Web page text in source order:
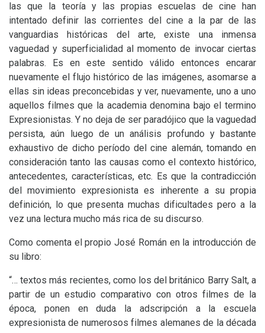
las que la teoría y las propias escuelas de cine han
intentado definir las corrientes del cine a la par de las
vanguardias históricas del arte, existe una inmensa
vaguedad y superficialidad al momento de invocar ciertas
palabras. Es en este sentido válido entonces encarar
nuevamente el flujo histórico de las imágenes, asomarse a
ellas sin ideas preconcebidas y ver, nuevamente, uno a uno
aquellos filmes que la academia denomina bajo el termino
Expresionistas. Y no deja de ser paradójico que la vaguedad
persista, aún luego de un análisis profundo y bastante
exhaustivo de dicho período del cine alemán, tomando en
consideración tanto las causas como el contexto histórico,
antecedentes, características, etc. Es que la contradicción
del movimiento expresionista es inherente a su propia
definición, lo que presenta muchas dificultades pero a la
vez una lectura mucho más rica de su discurso.
Como comenta el propio José Román en la introducción de
su libro:
“… textos más recientes, como los del británico Barry Salt, a
partir de un estudio comparativo con otros filmes de la
época, ponen en duda la adscripción a la escuela
expresionista de numerosos filmes alemanes de la década